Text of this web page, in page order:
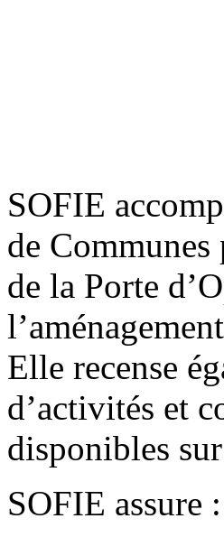
SOFIE
de
de la Porte
Elle recense
d’activités et
disponibles
SOFIE assure :